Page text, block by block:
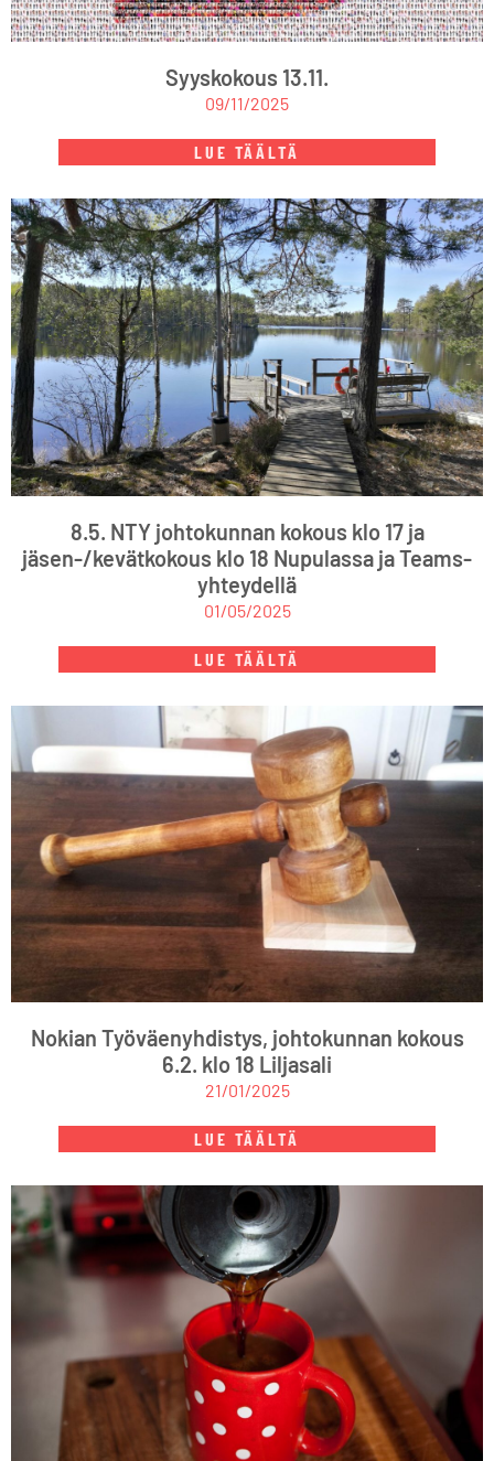
Syyskokous 13.11.
09/11/2025
LUE TÄÄLTÄ
8.5. NTY johtokunnan kokous klo 17 ja
jäsen-/kevätkokous klo 18 Nupulassa ja Teams-
yhteydellä
01/05/2025
LUE TÄÄLTÄ
Nokian Työväenyhdistys, johtokunnan kokous
6.2. klo 18 Liljasali
21/01/2025
LUE TÄÄLTÄ